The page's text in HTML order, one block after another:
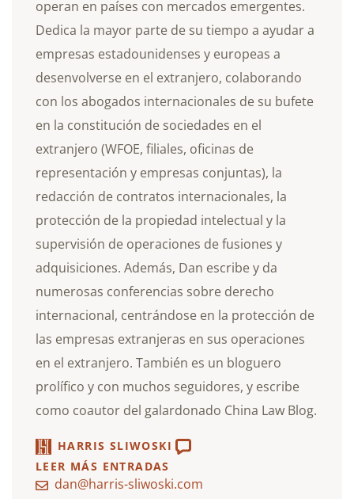
operan en países con mercados emergentes.
Dedica la mayor parte de su tiempo a ayudar a
empresas estadounidenses y europeas a
desenvolverse en el extranjero, colaborando
con los abogados internacionales de su bufete
en la constitución de sociedades en el
extranjero (WFOE, filiales, oficinas de
representación y empresas conjuntas), la
redacción de contratos internacionales, la
protección de la propiedad intelectual y la
supervisión de operaciones de fusiones y
adquisiciones. Además, Dan escribe y da
numerosas conferencias sobre derecho
internacional, centrándose en la protección de
las empresas extranjeras en sus operaciones
en el extranjero. También es un bloguero
prolífico y con muchos seguidores, y escribe
como coautor del galardonado China Law Blog.
HARRIS SLIWOSKI
LEER MÁS ENTRADAS
dan@harris-sliwoski.com